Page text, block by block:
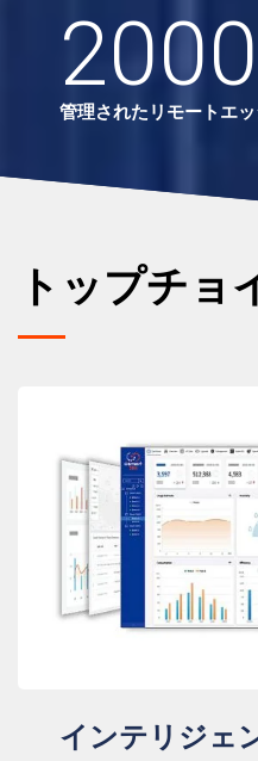
2000
管理されたリモートエッ
トップチョ
インテリジェ